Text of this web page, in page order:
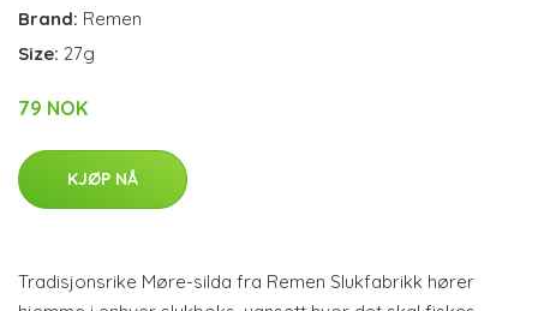
Brand: Remen
Size: 27g
79 NOK
KJØP NÅ
Tradisjonsrike Møre-silda fra Remen Slukfabrikk hører